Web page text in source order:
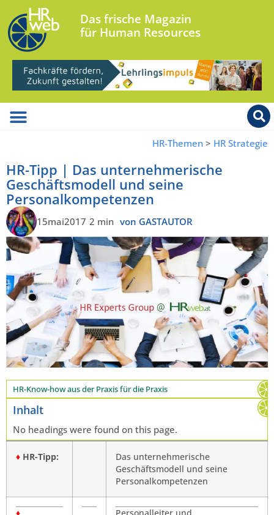
Das frische Magazin
für Human Resources
HR-Themen > HR Strategie
HR-Tipp | Das unternehmerische
Geschäftsmodell und seine
Personalkompetenzen
15mai2017 2 min von GASTAUTOR
HR-Know-how aus der Praxis für die Praxis
Inhalt
No headings were found on this page.
♦ HR-Tipp:
Das unternehmerische
Geschäftsmodell und seine
Personalkompetenzen